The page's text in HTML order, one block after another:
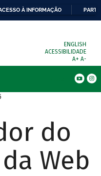
À INFORMAÇÃO
ENGLISH
ACESSIBILIDADE
A+ A-
do
Web